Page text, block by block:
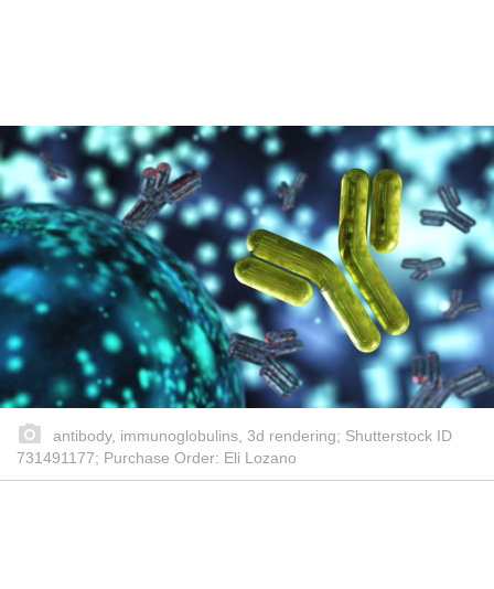
antibody, immunoglobulins, 3d rendering; Shutterstock ID
731491177; Purchase Order: Eli Lozano